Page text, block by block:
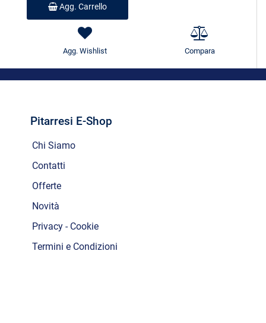
Agg. Carrello
Agg. Wishlist Compara
Pitarresi E-Shop
Chi Siamo
Contatti
Offerte
Novità
Privacy - Cookie
Termini e Condizioni